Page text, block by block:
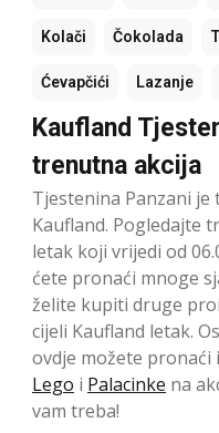
Kolači Čokolada
Ćevapčići Lazanje
Kaufland
trenutna akcija
Tjestenina Panzani
Kaufland. Pogledajte
letak koji vrijedi od
ćete pronaći mnoge
želite kupiti druge
cijeli Kaufland letak.
ovdje možete pronaći i
Lego i Palacinke na
vam treba!